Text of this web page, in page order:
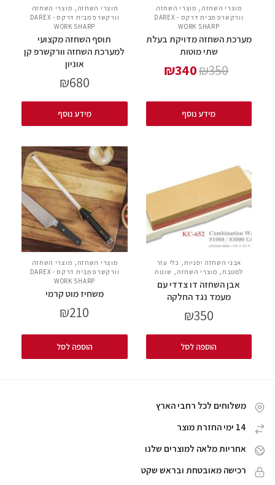
מוצרי השחזה , מוצרי השחזה
וורקשרפ מבית דרקס - DAREX
WORK SHARP
מערכת השחזה מדויקת בעלת
שתי מוטות
₪350
₪340
מידע נוסף
מוצרי השחזה , מוצרי השחזה
וורקשרפ מבית דרקס - DAREX
WORK SHARP
תוסף השחזה מקצועי
למערכת השחזה וורקשרפ קן
אוניון
₪680
מידע נוסף
אבני השחזה יפניות, כלי עזר
למטבח , מוצרי השחזה , שונות
אבן השחזה דו צדדי עם
מעמד נגד החלקה
₪350
הוספה לסל
מוצרי השחזה , מוצרי השחזה
וורקשרפ מבית דרקס - DAREX
WORK SHARP
משחיז מוט קרמי
₪210
הוספה לסל
משלוחים לכל רחבי הארץ
14 ימי החזרת מוצר
אחריות מלאה למוצרים שלנו
רכישה מאובטחת ובראש שקט